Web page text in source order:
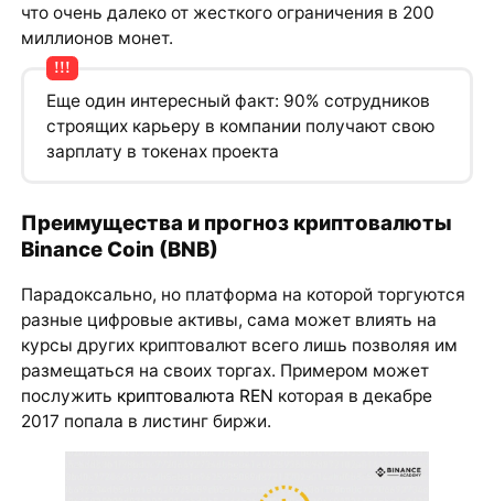
что очень далеко от жесткого ограничения в 200
миллионов монет.
Еще один интересный факт: 90% сотрудников
строящих карьеру в компании получают свою
зарплату в токенах проекта
Преимущества и прогноз криптовалюты
Binance Coin (BNB)
Парадоксально, но платформа на которой торгуются
разные цифровые активы, сама может влиять на
курсы других криптовалют всего лишь позволяя им
размещаться на своих торгах. Примером может
послужить криптовалюта REN которая в декабре
2017 попала в листинг биржи.